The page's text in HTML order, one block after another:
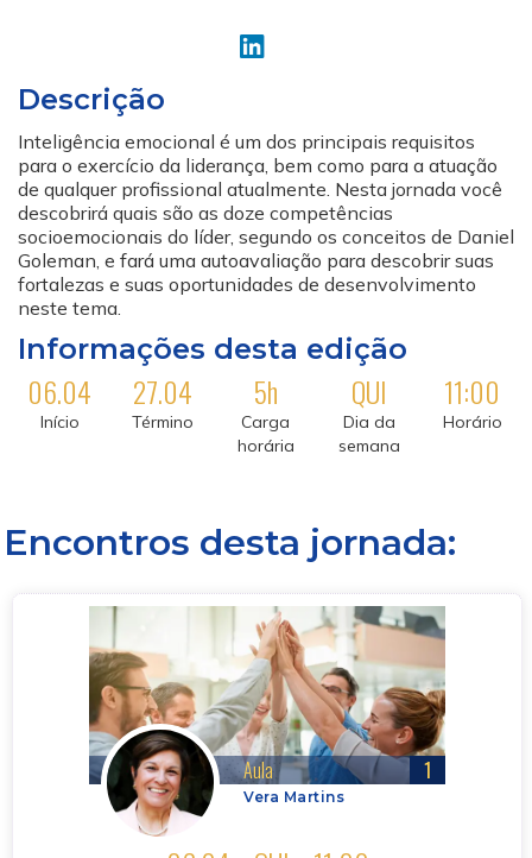
Descrição
Inteligência emocional é um dos principais requisitos
para o exercício da liderança, bem como para a atuação
de qualquer profissional atualmente. Nesta jornada você
descobrirá quais são as doze competências
socioemocionais do líder, segundo os conceitos de Daniel
Goleman, e fará uma autoavaliação para descobrir suas
fortalezas e suas oportunidades de desenvolvimento
neste tema.
Informações desta edição
06.04 27.04 5h QUI 11:00
Início Término
Carga
horária
Dia da
semana
Horário
Encontros desta jornada:
Aula 1
Vera Martins